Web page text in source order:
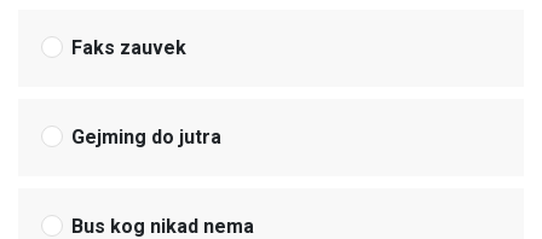
Faks zauvek
Gejming do jutra
Bus kog nikad nema